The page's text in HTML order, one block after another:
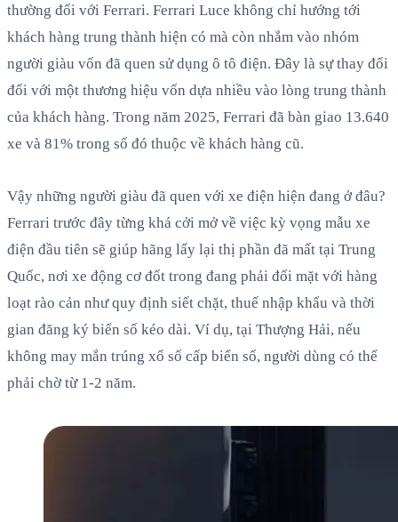
thường đối với Ferrari. Ferrari Luce không chỉ hướng tới
khách hàng trung thành hiện có mà còn nhắm vào nhóm
người giàu vốn đã quen sử dụng ô tô điện. Đây là sự thay đổi
đối với một thương hiệu vốn dựa nhiều vào lòng trung thành
của khách hàng. Trong năm 2025, Ferrari đã bàn giao 13.640
xe và 81% trong số đó thuộc về khách hàng cũ.
Vậy những người giàu đã quen với xe điện hiện đang ở đâu?
Ferrari trước đây từng khá cởi mở về việc kỳ vọng mẫu xe
điện đầu tiên sẽ giúp hãng lấy lại thị phần đã mất tại Trung
Quốc, nơi xe động cơ đốt trong đang phải đối mặt với hàng
loạt rào cản như quy định siết chặt, thuế nhập khẩu và thời
gian đăng ký biển số kéo dài. Ví dụ, tại Thượng Hải, nếu
không may mắn trúng xổ số cấp biển số, người dùng có thể
phải chờ từ 1-2 năm.